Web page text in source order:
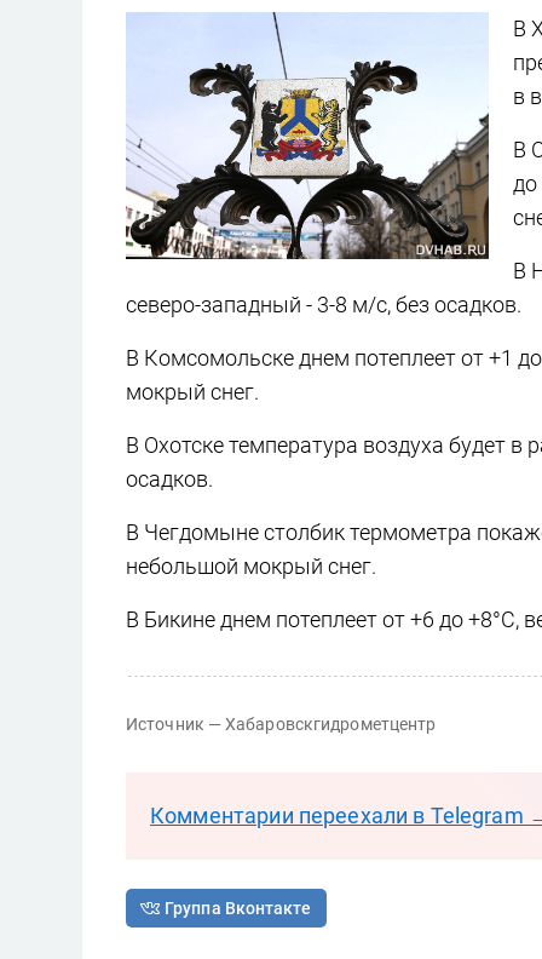
В
в
В
В
северо-западный - 3-8 м/с, без осадков.
В Комсомольске днем потеплеет от +1
мокрый снег.
В Охотске температура воздуха будет в
осадков.
В Чегдомыне столбик термометра
небольшой мокрый снег.
В Бикине днем потеплеет от +6 до +8°C,
Источник — Хабаровскгидрометцентр
Комментарии переехали в Telegram
Группа Вконтакте